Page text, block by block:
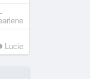
Lucie